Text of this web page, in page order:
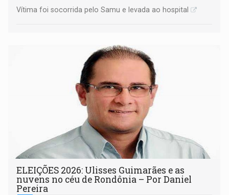
Vítima foi socorrida pelo Samu e levada ao hospital
ELEIÇÕES 2026: Ulisses Guimarães e as
nuvens no céu de Rondônia – Por Daniel
Pereira